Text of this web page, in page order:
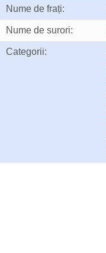
Nume de frați:
Nume de surori:
Categorii: